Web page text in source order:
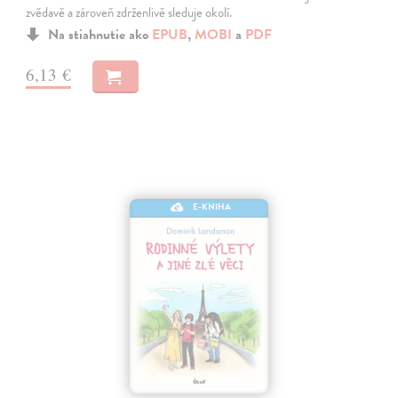
zvědavě a zároveň zdrženlivě sleduje okolí.
Na stiahnutie ako EPUB, MOBI a PDF
6,13 €
E-KNIHA